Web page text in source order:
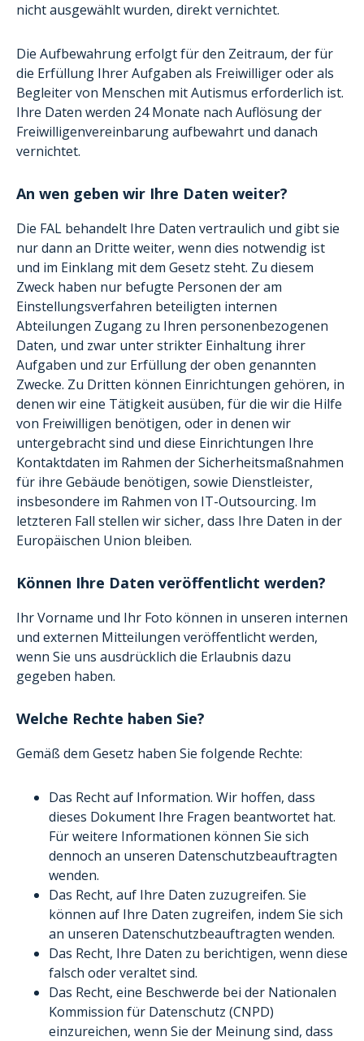
nicht ausgewählt wurden, direkt vernichtet.
Die Aufbewahrung erfolgt für den Zeitraum, der für
die Erfüllung Ihrer Aufgaben als Freiwilliger oder als
Begleiter von Menschen mit Autismus erforderlich ist.
Ihre Daten werden 24 Monate nach Auflösung der
Freiwilligenvereinbarung aufbewahrt und danach
vernichtet.
An wen geben wir Ihre Daten weiter?
Die FAL behandelt Ihre Daten vertraulich und gibt sie
nur dann an Dritte weiter, wenn dies notwendig ist
und im Einklang mit dem Gesetz steht. Zu diesem
Zweck haben nur befugte Personen der am
Einstellungsverfahren beteiligten internen
Abteilungen Zugang zu Ihren personenbezogenen
Daten, und zwar unter strikter Einhaltung ihrer
Aufgaben und zur Erfüllung der oben genannten
Zwecke. Zu Dritten können Einrichtungen gehören, in
denen wir eine Tätigkeit ausüben, für die wir die Hilfe
von Freiwilligen benötigen, oder in denen wir
untergebracht sind und diese Einrichtungen Ihre
Kontaktdaten im Rahmen der Sicherheitsmaßnahmen
für ihre Gebäude benötigen, sowie Dienstleister,
insbesondere im Rahmen von IT-Outsourcing. Im
letzteren Fall stellen wir sicher, dass Ihre Daten in der
Europäischen Union bleiben.
Können Ihre Daten veröffentlicht werden?
Ihr Vorname und Ihr Foto können in unseren internen
und externen Mitteilungen veröffentlicht werden,
wenn Sie uns ausdrücklich die Erlaubnis dazu
gegeben haben.
Welche Rechte haben Sie?
Gemäß dem Gesetz haben Sie folgende Rechte:
Das Recht auf Information. Wir hoffen, dass
dieses Dokument Ihre Fragen beantwortet hat.
Für weitere Informationen können Sie sich
dennoch an unseren Datenschutzbeauftragten
wenden.
Das Recht, auf Ihre Daten zuzugreifen. Sie
können auf Ihre Daten zugreifen, indem Sie sich
an unseren Datenschutzbeauftragten wenden.
Das Recht, Ihre Daten zu berichtigen, wenn diese
falsch oder veraltet sind.
Das Recht, eine Beschwerde bei der Nationalen
Kommission für Datenschutz (CNPD)
einzureichen, wenn Sie der Meinung sind, dass